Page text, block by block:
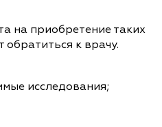
на приобретение таких
к врачу.
исследования;